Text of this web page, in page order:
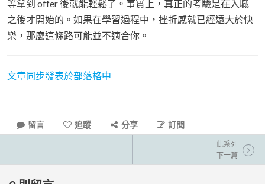
等拿到 offer 後就能輕鬆了。事實上，真正的考驗是在入職
之後才開始的。如果在學習過程中，挫折感就已經遠大於快
樂，那麼這條路可能並不適合你。
文章同步發表於部落格中
留言 追蹤 分享 訂閱
此系列
下一篇